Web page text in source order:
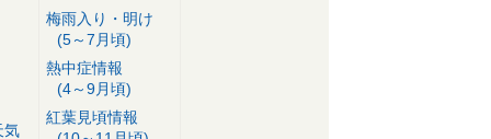
気
梅雨入り・明け
(5～7月頃)
熱中症情報
(4～9月頃)
紅葉見頃情報